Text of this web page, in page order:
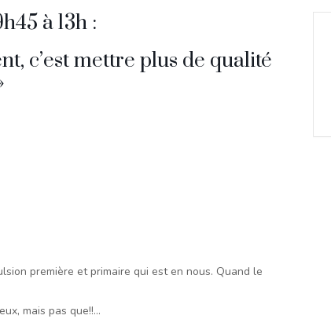
à 13h :
c’est mettre plus de qualité
première et primaire qui est en nous. Quand le
mais pas que!!…